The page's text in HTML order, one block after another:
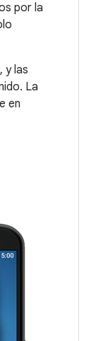
por la
y las
La
en